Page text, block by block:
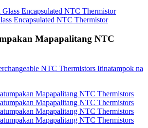
Encapsulated NTC Thermistor
Mapapalitang NTC